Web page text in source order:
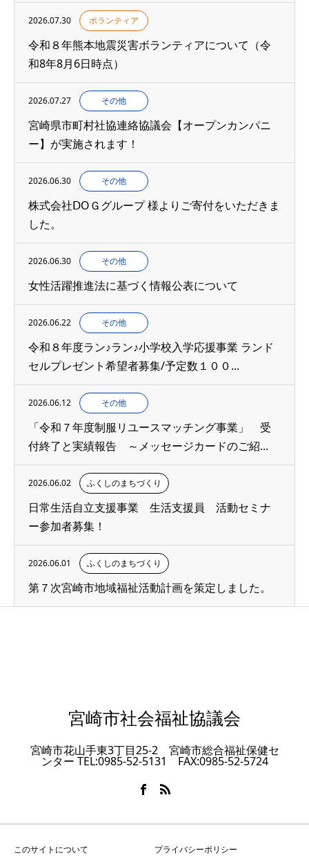
2026.07.30 ボランティア
令和８年熊本地震災害ボランティアについて（令
和8年8月6日時点）
2026.07.27 その他
宮崎県市町村社協連絡協議会【オープンカンパニ
ー】が実施されます！
2026.06.30 その他
株式会社ⅮОＧグループ 様よりご寄付をいただきま
した。
2026.06.30 その他
女性活躍推進法に基づく情報公表について
2026.06.22 その他
令和８年度ラン♪ラン♪小学校入学応援事業 ランド
セルプレゼント希望者募集/予定数１００...
2026.06.12 その他
「令和７年度制服リユースマッチング事業」 受
付終了と実績報告 ～メッセージカードのご紹...
2026.06.02 ふくしのまちづくり
日常生活自立支援事業 生活支援員 活動セミナ
ー参加者募集！
2026.06.01 ふくしのまちづくり
第７次宮崎市地域福祉活動計画を策定しました。
宮崎市社会福祉協議会
宮崎市花山手東3丁目25-2 宮崎市総合福祉保健セ
ンター TEL:0985-52-5131 FAX:0985-52-5724
このサイトについて プライバシーポリシー